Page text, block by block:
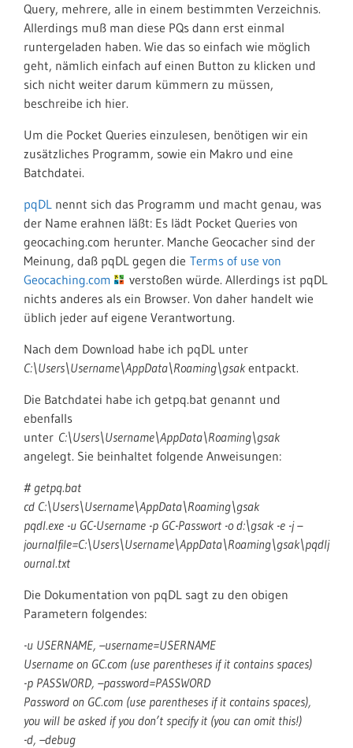
Query, mehrere, alle in einem bestimmten Verzeichnis.
Allerdings muß man diese PQs dann erst einmal
runtergeladen haben. Wie das so einfach wie möglich
geht, nämlich einfach auf einen Button zu klicken und
sich nicht weiter darum kümmern zu müssen,
beschreibe ich hier.
Um die Pocket Queries einzulesen, benötigen wir ein
zusätzliches Programm, sowie ein Makro und eine
Batchdatei.
pqDL nennt sich das Programm und macht genau, was
der Name erahnen läßt: Es lädt Pocket Queries von
geocaching.com herunter. Manche Geocacher sind der
Meinung, daß pqDL gegen die Terms of use von
Geocaching.com
verstoßen würde. Allerdings ist pqDL
nichts anderes als ein Browser. Von daher handelt wie
üblich jeder auf eigene Verantwortung.
Nach dem Download habe ich pqDL unter
C:\Users\Username\AppData\Roaming\gsakentpackt.
Die Batchdatei habe ich getpq.bat genannt und
ebenfalls
unter C:\Users\Username\AppData\Roaming\gsak
angelegt. Sie beinhaltet folgende Anweisungen:
# getpq.bat
cd C:\Users\Username\AppData\Roaming\gsak
pqdl.exe -u GC-Username -p GC-Passwort -o d:\gsak -e -j –
journalfile=C:\Users\Username\AppData\Roaming\gsak\pqdlj
ournal.txt
Die Dokumentation von pqDL sagt zu den obigen
Parametern folgendes:
-u USERNAME, –username=USERNAME
Username on GC.com (use parentheses if it contains spaces)
-p PASSWORD, –password=PASSWORD
Password on GC.com (use parentheses if it contains spaces),
you will be asked if you don’t specify it (you can omit this!)
-d, –debug